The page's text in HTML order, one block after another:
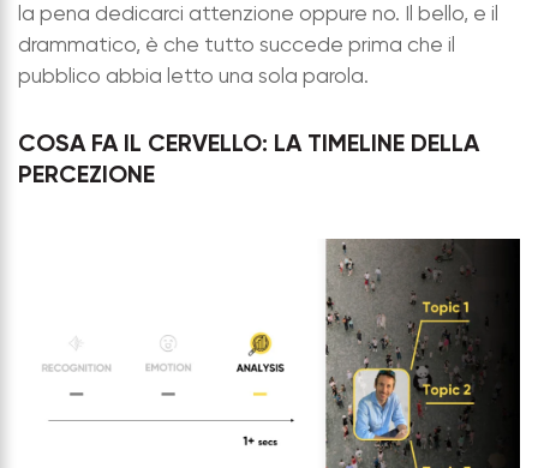
la pena dedicarci attenzione oppure no. Il bello, e il
drammatico, è che tutto succede prima che il
pubblico abbia letto una sola parola.
COSA FA IL CERVELLO: LA TIMELINE DELLA
PERCEZIONE